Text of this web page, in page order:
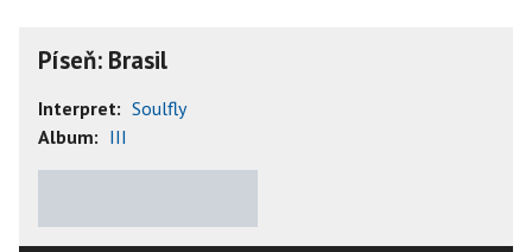
Píseň: Brasil
Interpret: Soulfly
Album: III